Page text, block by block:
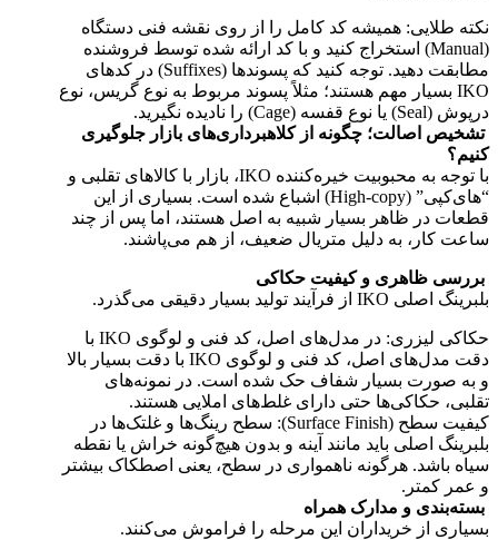
نکته طلایی: همیشه کد کامل را از روی نقشه فنی دستگاه
(Manual) استخراج کنید و با کد ارائه شده توسط فروشنده
مطابقت دهید. توجه کنید که پسوندها (Suffixes) در کدهای
IKO بسیار مهم هستند؛ مثلاً پسوند مربوط به نوع گریس، نوع
درپوش (Seal) یا نوع قفسه (Cage) را نادیده نگیرید.
تشخیص اصالت؛ چگونه از کلاهبرداری‌های بازار جلوگیری
کنیم؟
با توجه به محبوبیت خیره‌کننده IKO، بازار با کالاهای تقلبی و
“های‌کپی” (High-copy) اشباع شده است. بسیاری از این
قطعات در ظاهر بسیار شبیه به اصل هستند، اما پس از چند
ساعت کار، به دلیل متریال ضعیف، از هم می‌پاشند.
بررسی ظاهری و کیفیت حکاکی
بلبرینگ اصلی IKO از فرآیند تولید بسیار دقیقی می‌گذرد.
حکاکی لیزری: در مدل‌های اصل، کد فنی و لوگوی IKO با
دقت مدل‌های اصل، کد فنی و لوگوی IKO با دقت بسیار بالا
و به صورت بسیار شفاف حک شده است. در نمونه‌های
تقلبی، حکاکی‌ها حتی دارای غلط‌های املایی هستند.
کیفیت سطح (Surface Finish): سطح رینگ‌ها و غلتک‌ها در
بلبرینگ اصلی باید مانند آینه و بدون هیچ‌گونه خراش یا نقطه
سیاه باشد. هرگونه ناهمواری در سطح، یعنی اصطکاک بیشتر
و عمر کمتر.
بسته‌بندی و مدارک همراه
بسیاری از خریداران این مرحله را فراموش می‌کنند.